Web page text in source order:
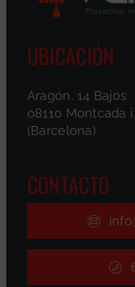
UBICACIÓN
Aragón, 14 Bajos
08110 Montcada
(Barcelona)
CONTACTO